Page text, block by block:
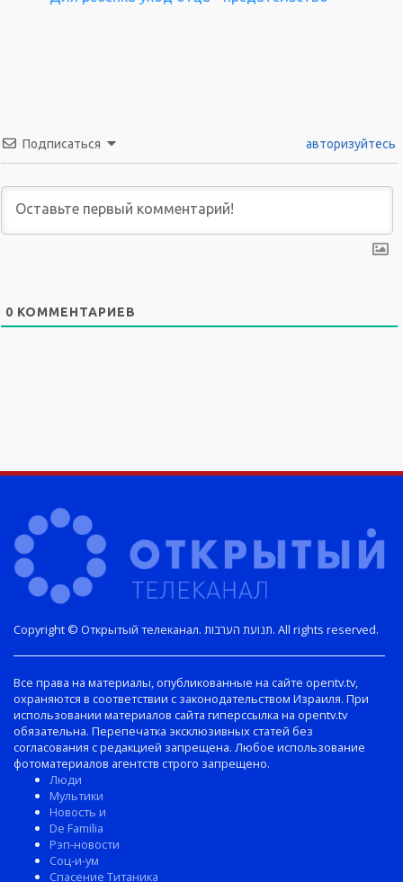
Подписаться авторизуйтесь
0 КОММЕНТАРИЕВ
Copyright © Открытый телеканал. תנועת הערבות. All rights reserved.
Все права на материалы, опубликованные на сайте opentv.tv,
охраняются в соответствии с законодательством Израиля. При
использовании материалов сайта гиперссылка на opentv.tv
обязательна. Перепечатка эксклюзивных статей без
согласования с редакцией запрещена. Любое использование
фотоматериалов агентств строго запрещено.
Люди
Мультики
Новость и
De Familia
Рэп-новости
Соц-и-ум
Спасение Титаника